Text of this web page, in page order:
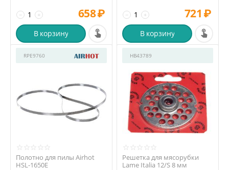
+
− 658₽
В корзину
+
− 721 ₽
В корзину
RPE9760
Полотно для пилы Airhot
HSL-1650E
HB43789
Решетка для мясорубки
Lame Italia 12/S 8 мм